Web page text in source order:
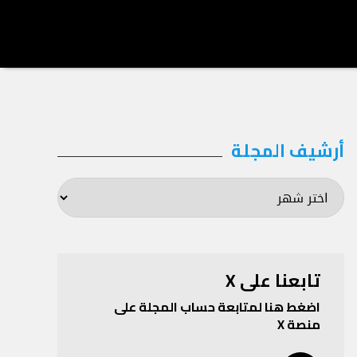
أرشيف المجلة
المجلة
تابعنا على X
اضغط هنا لمتابعة حساب المجلة على
منصة X